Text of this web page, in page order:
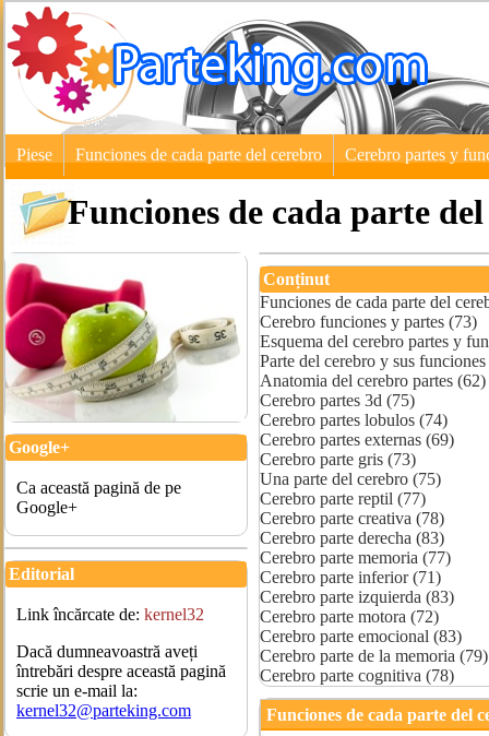
Piese Funciones de cada parte del cerebro Cerebro partes y
Funciones de cada parte
Google+
Ca această pagină de pe
Google+
Editorial
Link încărcate de: kernel32
Dacă dumneavoastră aveți
întrebări despre această pagină
scrie un e-mail la:
kernel32@parteking.com
Conținut
Funciones de cada parte del
Cerebro funciones y partes (73)
Esquema del cerebro partes y
Parte del cerebro y sus
Anatomia del cerebro partes (62)
Cerebro partes 3d (75)
Cerebro partes lobulos (74)
Cerebro partes externas (69)
Cerebro parte gris (73)
Una parte del cerebro (75)
Cerebro parte reptil (77)
Cerebro parte creativa (78)
Cerebro parte derecha (83)
Cerebro parte memoria (77)
Cerebro parte inferior (71)
Cerebro parte izquierda (83)
Cerebro parte motora (72)
Cerebro parte emocional (83)
Cerebro parte de la memoria (79)
Cerebro parte cognitiva (78)
Funciones de cada parte del